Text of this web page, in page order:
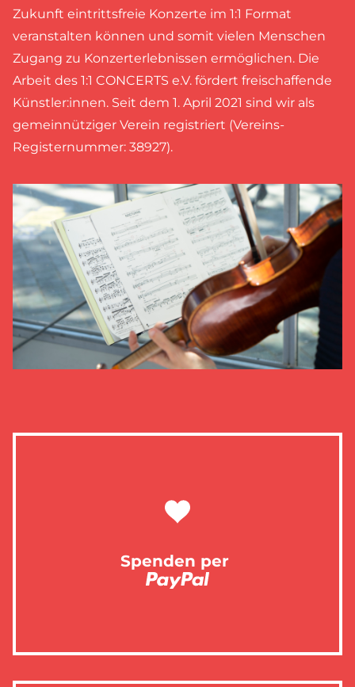
Zukunft eintrittsfreie Konzerte im 1:1 Format
veranstalten können und somit vielen Menschen
Zugang zu Konzerterlebnissen ermöglichen. Die
Arbeit des 1:1 CONCERTS e.V. fördert freischaffende
Künstler:innen. Seit dem 1. April 2021 sind wir als
gemeinnütziger Verein registriert (Vereins-
Registernummer: 38927).
Spenden per